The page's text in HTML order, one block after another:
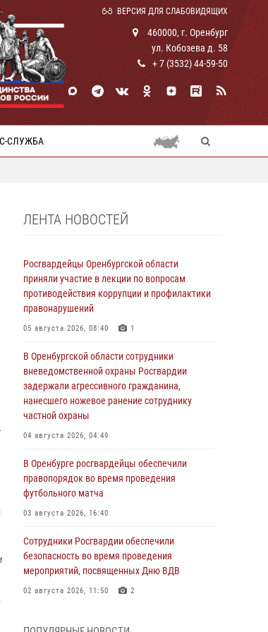
ВЕРСИЯ ДЛЯ СЛАБОВИДЯЩИХ
460000, г. Оренбург
ул. Кобозева д. 58
+ 7 (3532) 44-59-50
СЛУЖБА
ЛЕНТА НОВОСТЕЙ
Росгвардейцы Оренбургской области
приняли участие в лекции по вопросам
противодействия коррупции и профилактики
правонарушений
05 августа 2026, 08:40 1
В Оренбургской области сотрудники
вневедомственной охраны Росгвардии
задержали агрессивного гражданина,
нанесшего ножевое ранение сотруднику
частной охраны
04 августа 2026, 04:49
В Оренбурге росгвардейцы обеспечили
правопорядок во время проведения
футбольного матча
03 августа 2026, 16:40
Сотрудники Росгвардии обеспечили
безопасность во время проведения
мероприятий, посвященных Дню ВДВ
02 августа 2026, 11:50 2